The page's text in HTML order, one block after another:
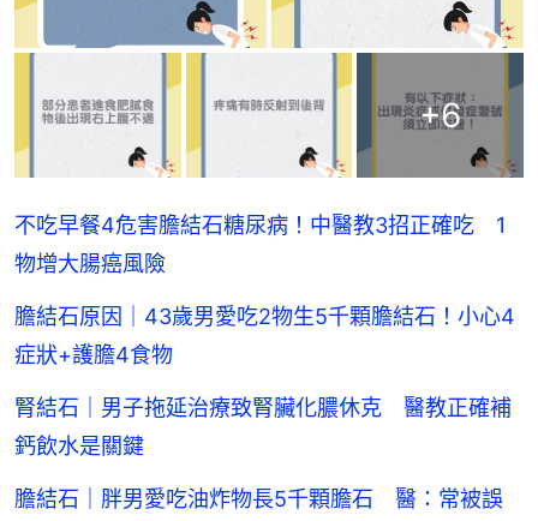
+6
不吃早餐4危害膽結石糖尿病！中醫教3招正確吃 1
物增大腸癌風險
膽結石原因｜43歲男愛吃2物生5千顆膽結石！小心4
症狀+護膽4食物
腎結石｜男子拖延治療致腎臟化膿休克 醫教正確補
鈣飲水是關鍵
膽結石｜胖男愛吃油炸物長5千顆膽石 醫：常被誤